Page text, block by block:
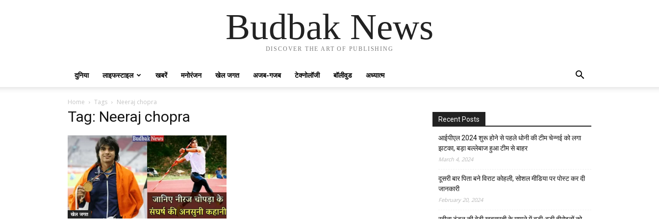
Budbak News
DISCOVER THE ART OF PUBLISHING
दुनिया लाइफस्टाइल खबरें मनोरंजन खेल जगत अजब-गजब टेक्नोलॉजी बॉलीवुड अध्यात्म
Home Tags Neeraj chopra
Tag: Neeraj chopra
खेल जगत
Recent Posts
आईपीएल 2024 शुरू होने से पहले धोनी की टीम चेन्नई को लगा
झटका, बड़ा बल्लेबाज हुआ टीम से बाहर
March 4, 2024
दूसरी बार‌ पिता बने विराट कोहली, सोशल मीडिया पर पोस्ट कर दी‌
जानकारी
February 20, 2024